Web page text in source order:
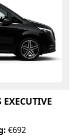
EXECUTIVE
€692